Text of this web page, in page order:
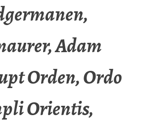
Adam
Orden, Ordo
Orientis,